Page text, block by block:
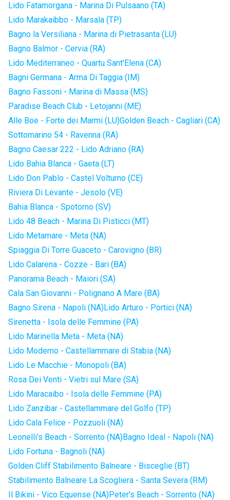
Lido Fatamorgana - Marina Di Pulsaano (TA)
Lido Marakaibbo - Marsala (TP)
Bagno la Versiliana - Marina di Pietrasanta (LU)
Bagno Balmor - Cervia (RA)
Lido Mediterraneo - Quartu Sant'Elena (CA)
Bagni Germana - Arma Di Taggia (IM)
Bagno Fassoni - Marina di Massa (MS)
Paradise Beach Club - Letojanni (ME)
Alle Boe - Forte dei Marmi (LU)Golden Beach - Cagliari (CA)
Sottomarino 54 - Ravenna (RA)
Bagno Caesar 222 - Lido Adriano (RA)
Lido Bahia Blanca - Gaeta (LT)
Lido Don Pablo - Castel Volturno (CE)
Riviera Di Levante - Jesolo (VE)
Bahia Blanca - Spotorno (SV)
Lido 48 Beach - Marina Di Pisticci (MT)
Lido Metamare - Meta (NA)
Spiaggia Di Torre Guaceto - Carovigno (BR)
Lido Calarena - Cozze - Bari (BA)
Panorama Beach - Maiori (SA)
Cala San Giovanni - Polignano A Mare (BA)
Bagno Sirena - Napoli (NA)Lido Arturo - Portici (NA)
Sirenetta - Isola delle Femmine (PA)
Lido Marinella Meta - Meta (NA)
Lido Moderno - Castellammare di Stabia (NA)
Lido Le Macchie - Monopoli (BA)
Rosa Dei Venti - Vietri sul Mare (SA)
Lido Maracaibo - Isola delle Femmine (PA)
Lido Zanzibar - Castellammare del Golfo (TP)
Lido Cala Felice - Pozzuoli (NA)
Leonelli's Beach - Sorrento (NA)Bagno Ideal - Napoli (NA)
Lido Fortuna - Bagnoli (NA)
Golden Cliff Stabilimento Balneare - Bisceglie (BT)
Stabilimento Balneare La Scogliera - Santa Severa (RM)
Il Bikini - Vico Equense (NA)Peter's Beach - Sorrento (NA)